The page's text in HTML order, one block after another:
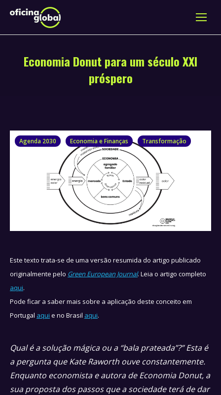
Economia Donut para um século XXI
próspero
Agenda 2030 Economia e Finanças Transformação
Este texto trata-se de uma versão resumida do artigo publicado
originalmente pelo Green European Journal. Leia o artigo completo
aqui.
Pode ficar a saber mais sobre a aplicação deste conceito em
Portugal aqui e no Brasil aqui.
Qual é a solução mágica ou a “bala prateada”?” Esta é
a pergunta que Kate Raworth ouve constantemente.
Enquanto economista e autora de Economia Donut, a
sua proposta dos passos que a sociedade terá de dar